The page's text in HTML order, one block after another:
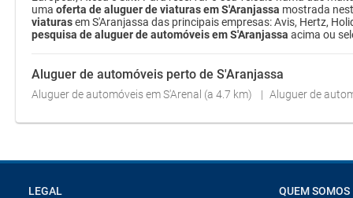
uma oferta de aluguer de viaturas em S'Aranjassa mostrada
viaturasem S'Aranjassa das principais empresas: Avis, Hertz,
pesquisa de aluguer de automóveis em S'Aranjassa acima ou
Aluguer de automóveis perto de S'Aranjassa
Aluguer de automóveis em S'Arenal (a 4.7 km) Aluguer de
LEGAL QUEM SOMOS